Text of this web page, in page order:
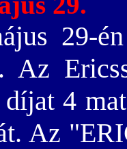
29-
Az
4
Az